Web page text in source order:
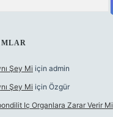
Şey Mi için admin
Şey Mi için Özgür
Iç Organlara Zarar Verir Mi